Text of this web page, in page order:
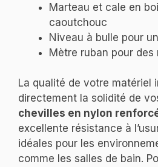
Marteau et cale en
caoutchouc
Niveau à bulle pour
Mètre ruban pour des
La qualité de votre matériel
directement la solidité de
chevilles en nylon
excellente résistance à
idéales pour les
comme les salles de bain.